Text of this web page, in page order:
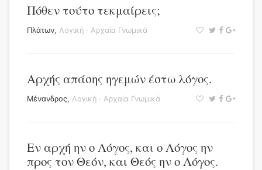
Πόθεν τούτο τεκμαίρεις;
Πλάτων, Λογική · Αρχαία Γνωμικά
Αρχής απάσης ηγεμών έστω λόγος.
Μένανδρος, Λογική · Αρχαία Γνωμικά
Εν αρχή ην ο Λόγος, και ο Λόγος ην
προς τον Θεόν, και Θεός ην ο Λόγος.